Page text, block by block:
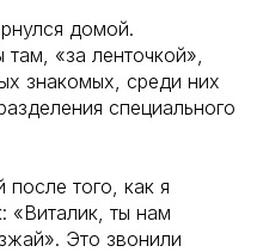
домой.
там, «за ленточкой»,
знакомых, среди них
специального
после того, как я
«Виталик, ты нам
Это звонили